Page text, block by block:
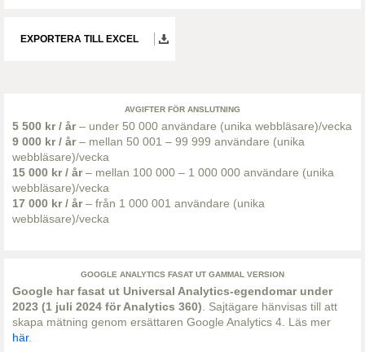
EXPORTERA TILL EXCEL
AVGIFTER FÖR ANSLUTNING
5 500 kr / år– under 50 000 användare (unika webbläsare)/vecka
9 000 kr / år– mellan 50 001 – 99 999 användare (unika
webbläsare)/vecka
15 000 kr / år– mellan 100 000 – 1 000 000 användare (unika
webbläsare)/vecka
17 000 kr / år– från 1 000 001 användare (unika
webbläsare)/vecka
GOOGLE ANALYTICS FASAT UT GAMMAL VERSION
Google har fasat ut Universal Analytics-egendomar under
2023 (1 juli 2024 för Analytics 360) . Sajtägare hänvisas till att
skapa mätning genom ersättaren Google Analytics 4. Läs mer
här.